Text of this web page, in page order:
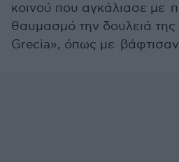
κοινού που αγκάλιασε με
θαυμασμό την δουλειά
Grecia», όπως με